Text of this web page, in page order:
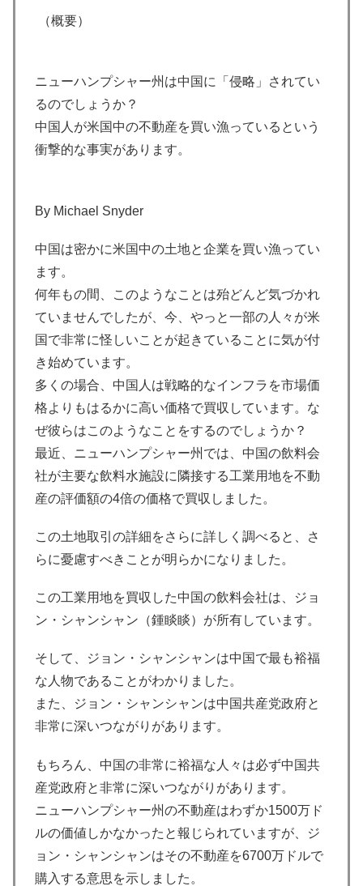
（概要）
ニューハンプシャー州は中国に「侵略」されてい
るのでしょうか？
中国人が米国中の不動産を買い漁っているという
衝撃的な事実があります。
By Michael Snyder
中国は密かに米国中の土地と企業を買い漁ってい
ます。
何年もの間、このようなことは殆どんど気づかれ
ていませんでしたが、今、やっと一部の人々が米
国で非常に怪しいことが起きていることに気が付
き始めています。
多くの場合、中国人は戦略的なインフラを市場価
格よりもはるかに高い価格で買収しています。な
ぜ彼らはこのようなことをするのでしょうか？
最近、ニューハンプシャー州では、中国の飲料会
社が主要な飲料水施設に隣接する工業用地を不動
産の評価額の4倍の価格で買収しました。
この土地取引の詳細をさらに詳しく調べると、さ
らに憂慮すべきことが明らかになりました。
この工業用地を買収した中国の飲料会社は、ジョ
ン・シャンシャン（鍾睒睒）が所有しています。
そして、ジョン・シャンシャンは中国で最も裕福
な人物であることがわかりました。
また、ジョン・シャンシャンは中国共産党政府と
非常に深いつながりがあります。
もちろん、中国の非常に裕福な人々は必ず中国共
産党政府と非常に深いつながりがあります。
ニューハンプシャー州の不動産はわずか1500万ド
ルの価値しかなかったと報じられていますが、ジ
ョン・シャンシャンはその不動産を6700万ドルで
購入する意思を示しました。